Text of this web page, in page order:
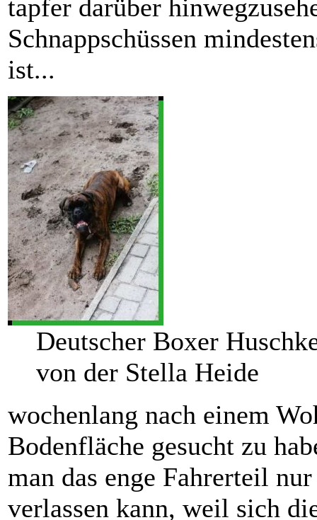
tapfer darüber
Schnappschüssen
ist...
Deutscher Boxer
von der Stella Heide
wochenlang nach einem
Bodenfläche gesucht zu
man das enge Fahrerteil
verlassen kann, weil sich